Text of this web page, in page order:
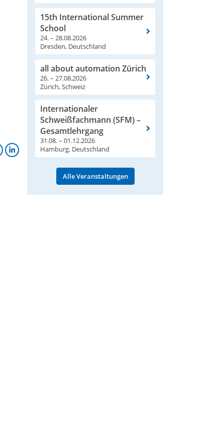
15th International Summer
School
24. – 28.08.2026
Dresden, Deutschland
all about automation Zürich
26. – 27.08.2026
Zürich, Schweiz
Internationaler
Schweißfachmann (SFM) –
Gesamtlehrgang
31.08. – 01.12.2026
Hamburg, Deutschland
Alle Veranstaltungen